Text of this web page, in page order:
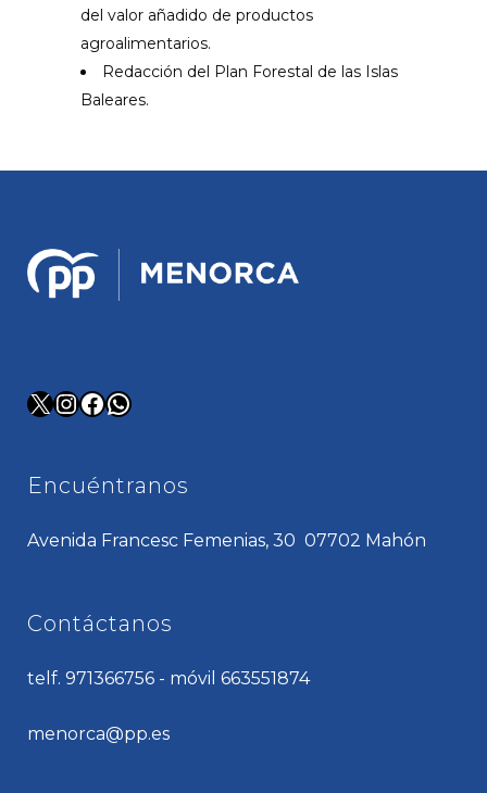
del valor añadido de productos
agroalimentarios.
Redacción del Plan Forestal de las Islas
Baleares.
X Instagram
Facebook
WhatsApp
Encuéntranos
Avenida Francesc Femenias, 30 07702 Mahón
Contáctanos
telf. 971366756 - móvil 663551874
menorca@pp.es